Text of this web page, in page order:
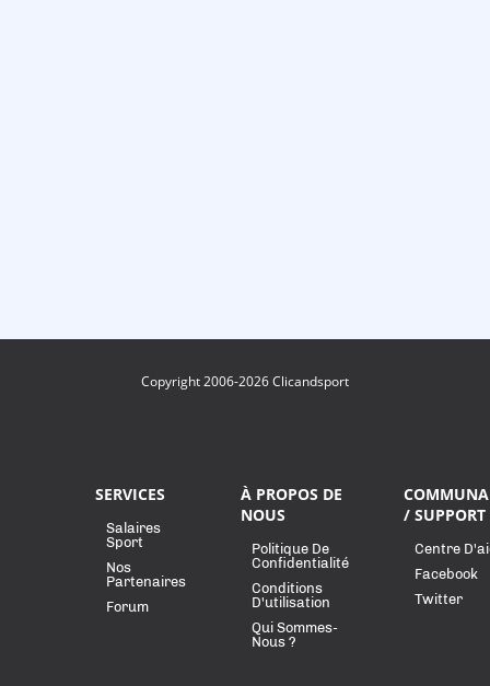
Copyright 2006-2026 Clicandsport
SERVICES
Salaires
Sport
Nos
Partenaires
Forum
À PROPOS DE
NOUS
Politique De
Confidentialité
Conditions
D'utilisation
Qui Sommes-
Nous ?
/ SUPPORT
Centre
Facebook
Twitter